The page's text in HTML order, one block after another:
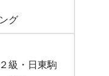
グ
級・日東駒